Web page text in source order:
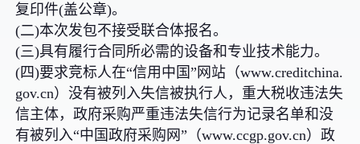
复印件(盖公章)。
(二)本次发包不接受联合体报名。
(三)具有履行合同所必需的设备和专业技术能力。
(四)要求竞标人在“信用中国”网站（www.creditchina.
gov.cn）没有被列入失信被执行人，重大税收违法失
信主体，政府采购严重违法失信行为记录名单和没
有被列入“中国政府采购网”（www.ccgp.gov.cn）政